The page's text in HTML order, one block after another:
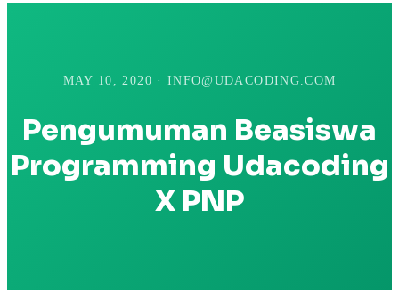
MAY 10, 2020 · INFO@UDACODING.COM
Pengumuman Beasiswa
Programming Udacoding
X PNP